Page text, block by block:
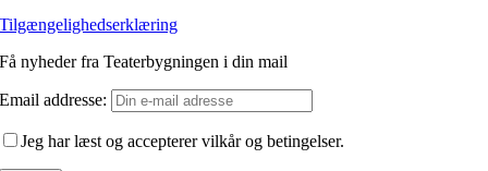
Tilgængelighedserklæring
Få nyheder fra Teaterbygningen i din mail
Email addresse:
Jeg har læst og accepterer vilkår og betingelser.